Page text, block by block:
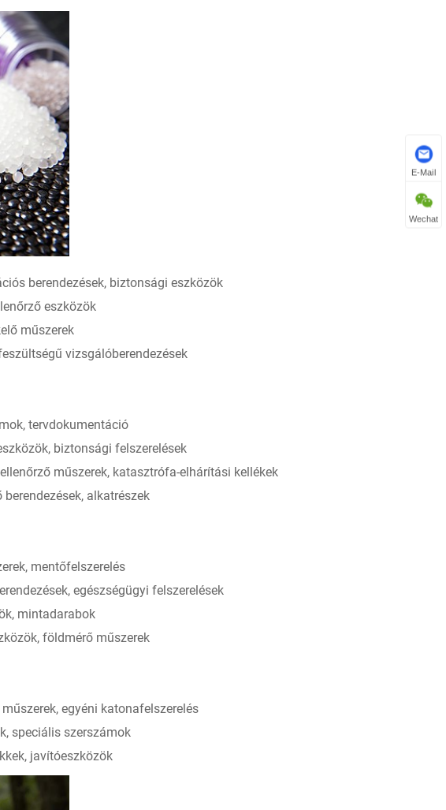
berendezések, biztonsági eszközök
eszközök
műszerek
vizsgálóberendezések
tervdokumentáció
biztonsági felszerelések
műszerek, katasztrófa-elhárítási kellékek
alkatrészek
mentőfelszerelés
egészségügyi felszerelések
mintadarabok
földmérő műszerek
egyéni katonafelszerelés
speciális szerszámok
javítóeszközök
E-Mail
Wechat